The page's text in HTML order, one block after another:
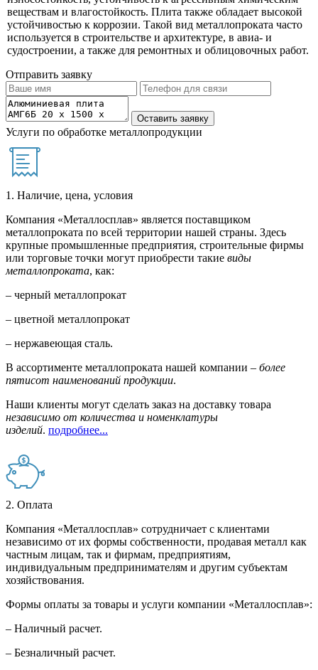
веществам и влагостойкость. Плита также обладает высокой
устойчивостью к коррозии. Такой вид металлопроката часто
используется в строительстве и архитектуре, в авиа- и
судостроении, а также для ремонтных и облицовочных работ.
Отправить заявку
Услуги по обработке металлопродукции
1. Наличие, цена, условия
Компания «Металлосплав» является поставщиком
металлопроката по всей территории нашей страны. Здесь
крупные промышленные предприятия, строительные фирмы
или торговые точки могут приобрести такие виды
металлопроката, как:
– черный металлопрокат
– цветной металлопрокат
– нержавеющая сталь.
В ассортименте металлопроката нашей компании – более
пятисот наименований продукции.
Наши клиенты могут сделать заказ на доставку товара
независимо от количества и номенклатуры
изделий. подробнее...
2. Оплата
Компания «Металлосплав» сотрудничает с клиентами
независимо от их формы собственности, продавая металл как
частным лицам, так и фирмам, предприятиям,
индивидуальным предпринимателям и другим субъектам
хозяйствования.
Формы оплаты за товары и услуги компании «Металлосплав»:
– Наличный расчет.
– Безналичный расчет.